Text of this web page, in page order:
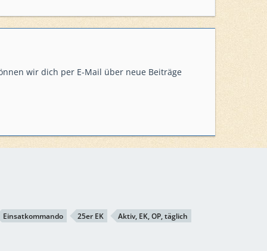
wir dich per E-Mail über neue Beiträge
Einsatkommando 25er EK Aktiv, EK, OP, täglich